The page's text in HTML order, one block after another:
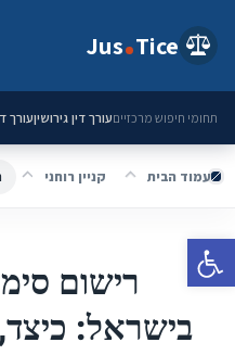
פתח סרגל נגישות
Jus Tice
תחומי חיפוש מרכזייםעורך דין גירושיןעורך
עמוד הבית קניין רוחני
רישום
בישראל: